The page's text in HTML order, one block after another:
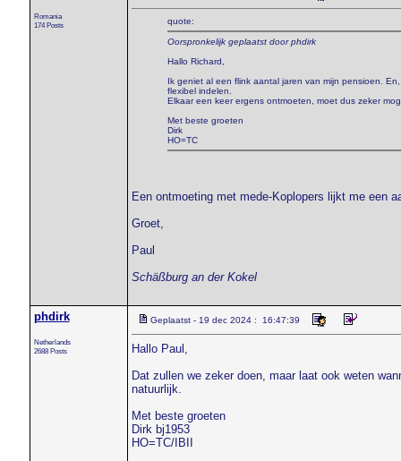
Romania
174 Posts
quote:
Oorspronkelijk geplaatst door phdirk
Hallo Richard,
Ik geniet al een flink aantal jaren van mijn pensioen.
flexibel indelen.
Elkaar een keer ergens ontmoeten, moet dus zeker
Met beste groeten
Dirk
HO=TC
Een ontmoeting met mede-Koplopers lijkt me een
Groet,
Paul
Schäßburg an der Kokel
phdirk
Netherlands
2688 Posts
Geplaatst - 19 dec 2024 : 16:47:39
Hallo Paul,
Dat zullen we zeker doen, maar laat ook weten
natuurlijk.
Met beste groeten
Dirk bj1953
HO=TC/IBII